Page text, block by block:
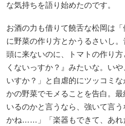
な気持ちを語り始めたのです。
お酒の力も借りて饒舌な松岡は
に野菜の作り方とかうるさいし
頭に来ないのに、トマトの作り
くないっすか？』みたいな。い
いすか？」と自虐的にツッコミ
かの野菜でモメることを告白。
いるのかと言うなら、強いて言
かね……」「楽器もできて、あれ